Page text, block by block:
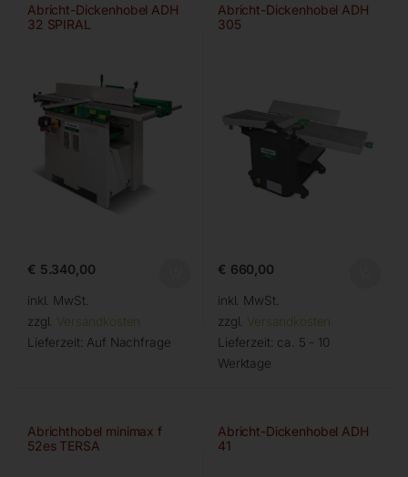
Abricht-Dickenhobel ADH
32 SPIRAL
€ 5.340,00
inkl. MwSt.
zzgl. Versandkosten
Lieferzeit: Auf Nachfrage
Abricht-Dickenhobel ADH
305
€ 660,00
inkl. MwSt.
zzgl. Versandkosten
Lieferzeit: ca. 5 - 10
Werktage
Abrichthobel minimax f
52es TERSA
Abricht-Dickenhobel ADH
41